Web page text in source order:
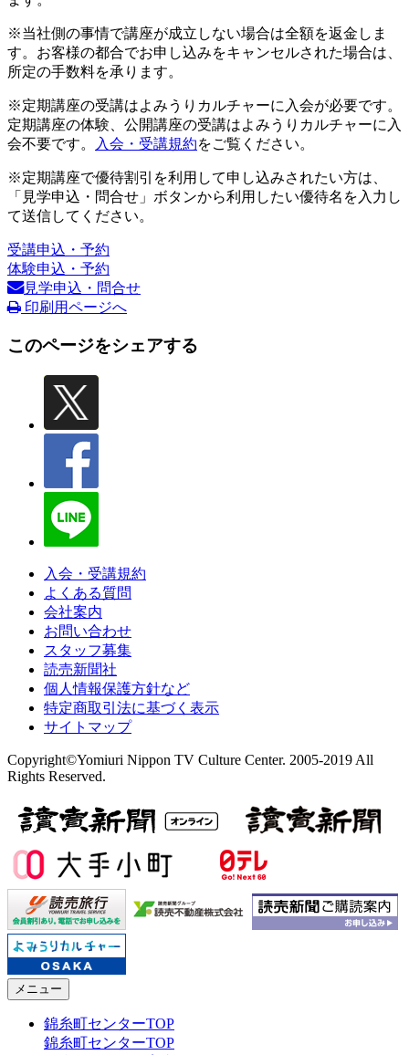
※当社側の事情で講座が成立しない場合は全額を返金しま
す。お客様の都合でお申し込みをキャンセルされた場合は、
所定の手数料を承ります。
※定期講座の受講はよみうりカルチャーに入会が必要です。
定期講座の体験、公開講座の受講はよみうりカルチャーに入
会不要です。
入会・受講規約をご覧ください。
※定期講座で優待割引を利用して申し込みされたい方は、
「見学申込・問合せ」ボタンから利用したい優待名を入力し
て送信してください。
受講申込・予約
体験申込・予約
見学申込・問合せ
印刷用ページへ
このページをシェアする
入会・受講規約
よくある質問
会社案内
お問い合わせ
スタッフ募集
読売新聞社
個人情報保護方針など
特定商取引法に基づく表示
サイトマップ
Copyright©Yomiuri Nippon TV Culture Center. 2005-2019 All
Rights Reserved.
メニュー
錦糸町センターTOP
錦糸町センターTOP